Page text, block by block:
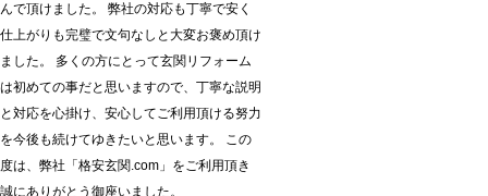
んで頂けました。 弊社の対応も丁寧で安く
仕上がりも完璧で文句なしと大変お褒め頂け
ました。 多くの方にとって玄関リフォーム
は初めての事だと思いますので、丁寧な説明
と対応を心掛け、安心してご利用頂ける努力
を今後も続けてゆきたいと思います。 この
度は、弊社「格安玄関.com」をご利用頂き
誠にありがとう御座いました。